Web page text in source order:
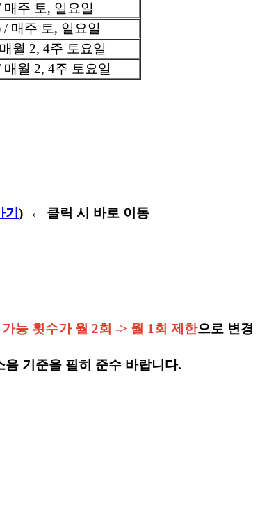
매주 토, 일요일
/ 매주 토, 일요일
월 2, 4주 토요일
매월 2, 4주 토요일
) ← 클릭 시 바로 이동
능 횟수가 월 2회 -> 월 1회 제한으로 변경
기준을 필히 준수 바랍니다.